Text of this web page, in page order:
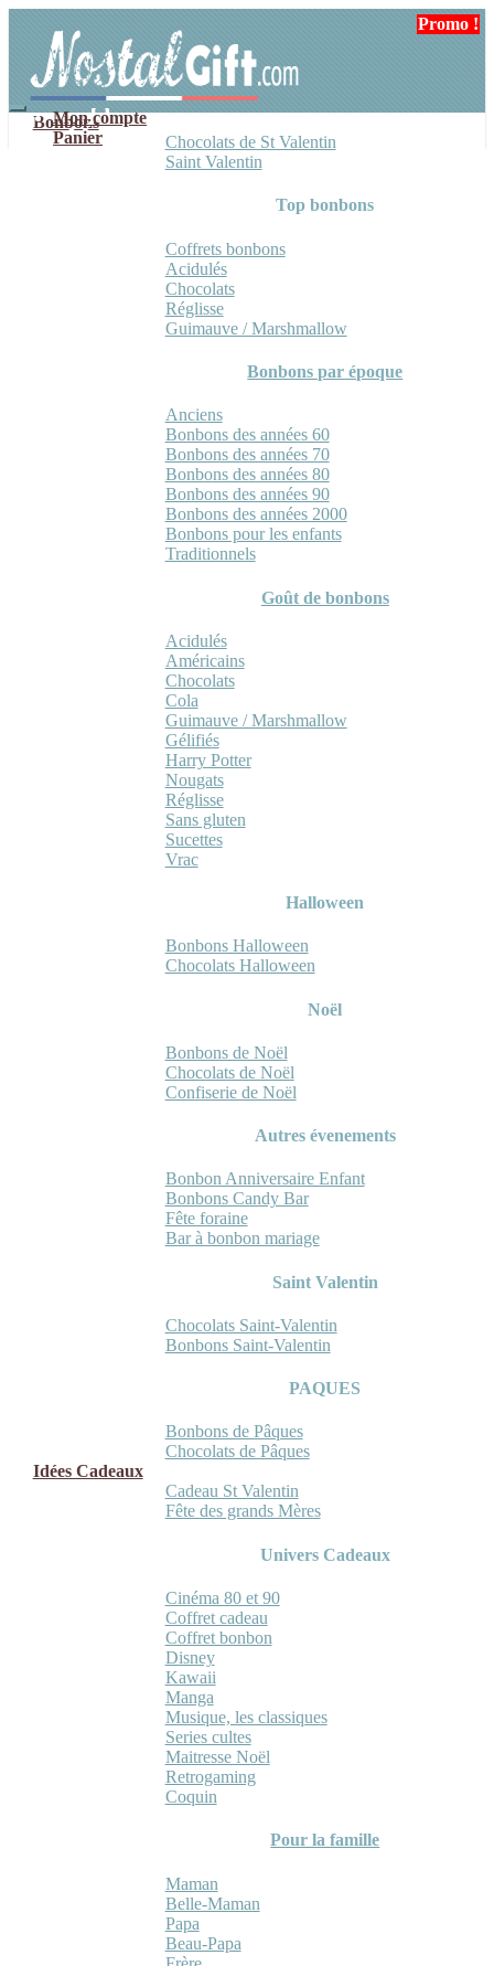
navigation
contenu
Mon compte
Panier
Bonbons
Chocolats de St Valentin
Saint Valentin
Top bonbons
Coffrets bonbons
Acidulés
Chocolats
Réglisse
Guimauve / Marshmallow
Bonbons par époque
Anciens
Bonbons des années 60
Bonbons des années 70
Bonbons des années 80
Bonbons des années 90
Bonbons des années 2000
Bonbons pour les enfants
Traditionnels
Goût de bonbons
Acidulés
Américains
Chocolats
Cola
Guimauve / Marshmallow
Gélifiés
Harry Potter
Nougats
Réglisse
Sans gluten
Sucettes
Vrac
Halloween
Bonbons Halloween
Chocolats Halloween
Noël
Bonbons de Noël
Chocolats de Noël
Confiserie de Noël
Autres évenements
Bonbon Anniversaire Enfant
Bonbons Candy Bar
Fête foraine
Bar à bonbon mariage
Saint Valentin
Chocolats Saint-Valentin
Bonbons Saint-Valentin
PAQUES
Bonbons de Pâques
Chocolats de Pâques
Idées Cadeaux
Cadeau St Valentin
Fête des grands Mères
Univers Cadeaux
Cinéma 80 et 90
Coffret cadeau
Coffret bonbon
Disney
Kawaii
Manga
Musique, les classiques
Series cultes
Maitresse Noël
Retrogaming
Coquin
Pour la famille
Maman
Belle-Maman
Papa
Beau-Papa
Promo !